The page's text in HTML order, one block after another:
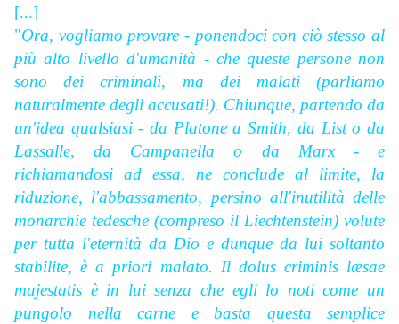
[...]
"Ora, vogliamo provare - ponendoci con ciò stesso al
più alto livello d'umanità - che queste persone non
sono dei criminali, ma dei malati (parliamo
naturalmente degli accusati!). Chiunque, partendo da
un'idea qualsiasi - da Platone aSmith, da List o da
Lassalle, da Campanella o da Marx - e
richiamandosi ad essa, ne conclude al limite, la
riduzione, l'abbassamento, persino all'inutilità delle
monarchie tedesche (compreso il Liechtenstein) volute
per tutta l'eternità da Dio e dunque da lui soltanto
stabilite, è a priori malato. Il dolus criminis læsae
majestatis è in lui senza che egli lo noti come un
pungolo nella carne e basta questa semplice